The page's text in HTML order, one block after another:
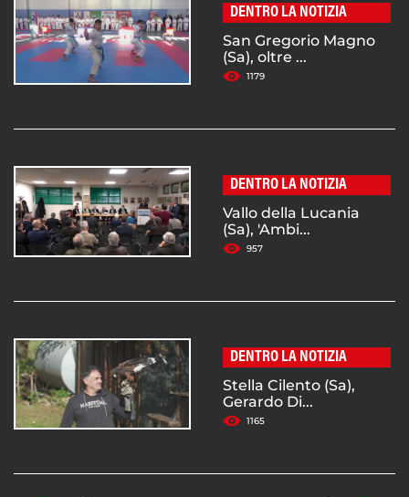
DENTRO LA NOTIZIA
San Gregorio Magno
(Sa), oltre ...
1179
DENTRO LA NOTIZIA
Vallo della Lucania
(Sa), 'Ambi...
957
DENTRO LA NOTIZIA
Stella Cilento (Sa),
Gerardo Di...
1165